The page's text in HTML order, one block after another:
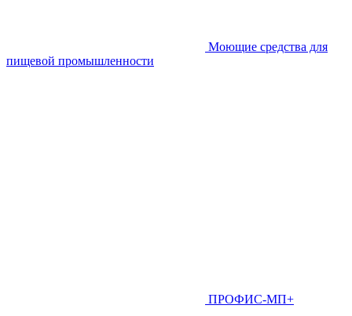
Моющие средства для
пищевой промышленности
ПРОФИС-МП+